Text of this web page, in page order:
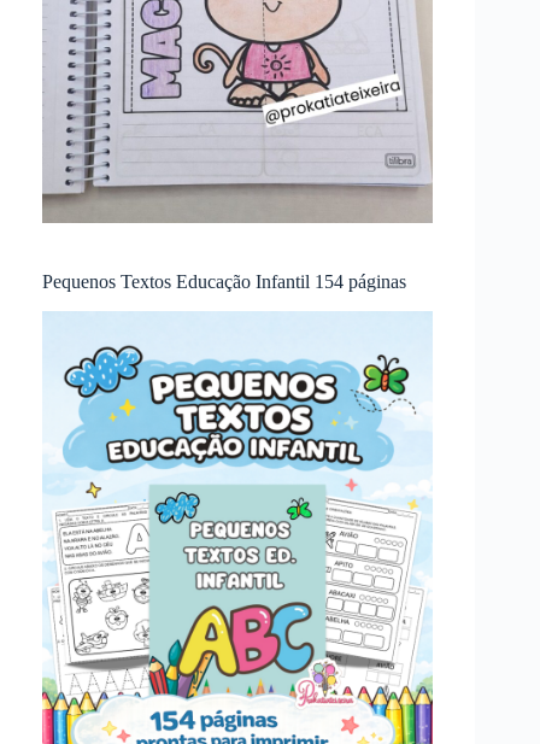
Pequenos Textos Educação Infantil 154 páginas